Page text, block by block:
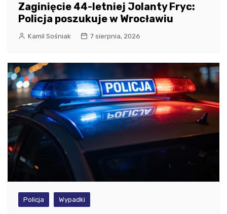
Zaginięcie 44-letniej Jolanty Fryc:
Policja poszukuje w Wrocławiu
Kamil Sośniak 7 sierpnia, 2026
Policja Wypadki